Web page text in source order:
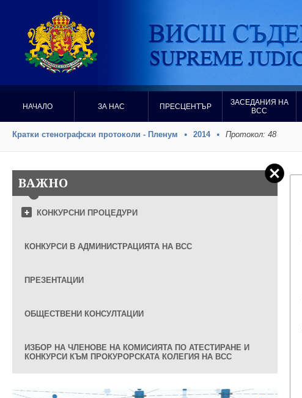
НАЧАЛО ЗА НАС ПРЕСЦЕНТЪР
ЗАСЕДАНИЯ НА
ВСС
Кратки стенографски протоколи - Пленум 2014 Протокол: 48
ВАЖНО
КОНКУРСНИ ПРОЦЕДУРИ
КОНКУРСИ В АДМИНИСТРАЦИЯТА НА ВСС
ПРЕЗЕНТАЦИИ
ОБЩЕСТВЕНИ КОНСУЛТАЦИИ
ИЗБОР НА ЧЛЕНОВЕ НА КОМИСИЯТА ПО АТЕСТИРАНЕ И
КОНКУРСИ КЪМ ПРОКУРОРСКАТА КОЛЕГИЯ НА ВСС